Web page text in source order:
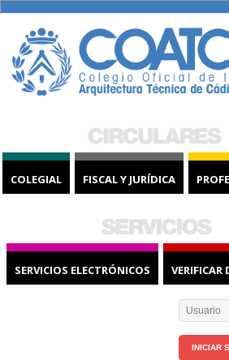
COLEGIAL FISCAL Y JURÍDICA
SERVICIOS ELECTRÓNICOS